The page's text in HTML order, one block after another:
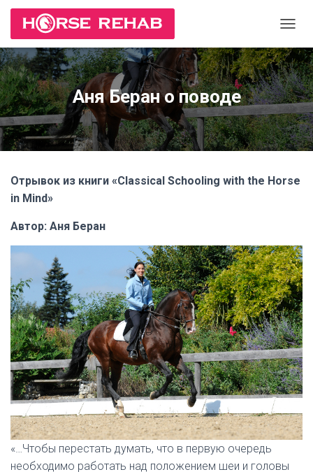
Е
Р
Е
К
Л
Ю
Ч
И
Т
Н
А
Ц
И
Ю
Аня Беран о поводе
Отрывок из книги «Classical Schooling with the Horse
in Mind»
Автор: Аня Беран
«…Чтобы перестать думать, что в первую очередь
необходимо работать над положением шеи и головы